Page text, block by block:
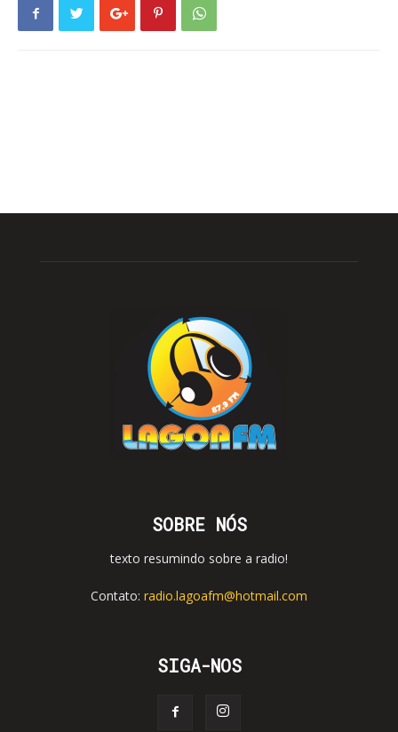
SOBRE NÓS
texto resumindo sobre a radio!
Contato: radio.lagoafm@hotmail.com
SIGA-NOS